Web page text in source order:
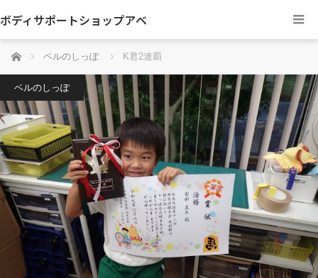
ボディサポートショップアベ
ホーム ベルのしっぽ K君2連覇
ベルのしっぽ